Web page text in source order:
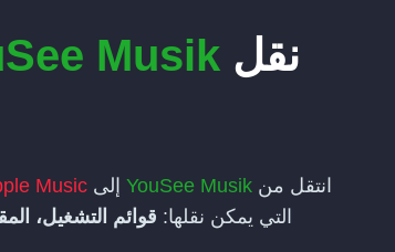
نقل Musik
انتقل من YouSee Musik إلى Music
التي يمكن نقلها: قوائم التشغيل،